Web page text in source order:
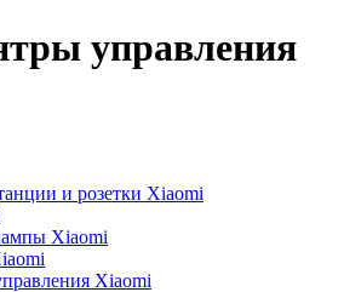
управления
и розетки Xiaomi
Xiaomi
Xiaomi